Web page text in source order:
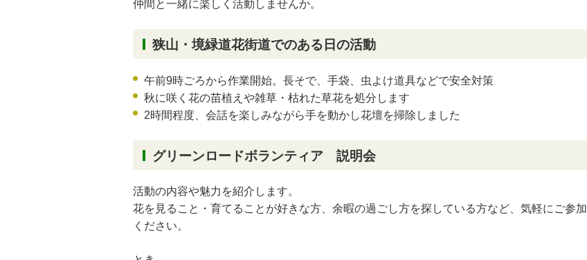
仲間と一緒に楽しく活動しませんか。
狭山・境緑道花街道でのある日の活動
午前9時ごろから作業開始。長そで、手袋、虫よけ道具などで安全対策
秋に咲く花の苗植えや雑草・枯れた草花を処分します
2時間程度、会話を楽しみながら手を動かし花壇を掃除しました
グリーンロードボランティア 説明会
活動の内容や魅力を紹介します。
花を見ること・育てることが好きな方、余暇の過ごし方を探している方など、気軽にご参加
ください。